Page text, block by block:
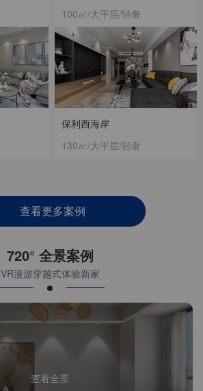
100㎡/大平层/轻奢
保利西海岸
130㎡/大平层/轻奢
查看更多案例
720° 全景案例
VR漫游穿越式体验新家
查看全景